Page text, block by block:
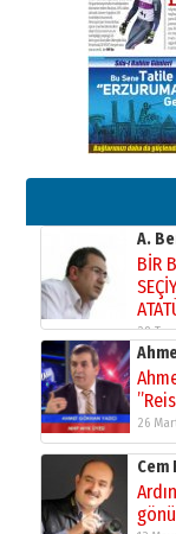
17 Şubat 2026 Salı
Bir
A.
BİR
28
26
Cem